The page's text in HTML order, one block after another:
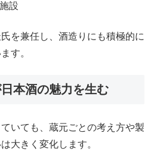
設
を兼任し、酒造りにも積極的に
す。
本酒の魅力を生む
いても、蔵元ごとの考え方や製
大きく変化します。